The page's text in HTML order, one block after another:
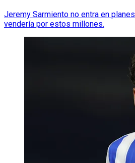
Jeremy Sarmiento no entra en
vendería por estos millones.